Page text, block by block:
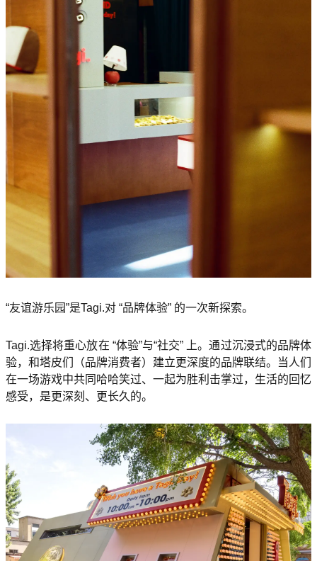
“友谊游乐园”是Tagi.对 “品牌体验” 的一次新探索。
Tagi.选择将重心放在 “体验”与“社交” 上。通过沉浸式的品牌体
验，和塔皮们（品牌消费者）建立更深度的品牌联结。当人们
在一场游戏中共同哈哈笑过、一起为胜利击掌过，生活的回忆
感受，是更深刻、更长久的。